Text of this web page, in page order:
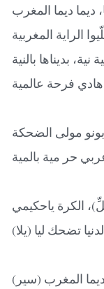
ديما ديما المغرب
الراية المغربية
نية، بديناها بالنية
هادي فرحة عالمية
بونو مولى الضحكة
حر مية بالمية
الكرة ياحكيمي
تضحك ليا (يلا)
ديما المغرب (سير)